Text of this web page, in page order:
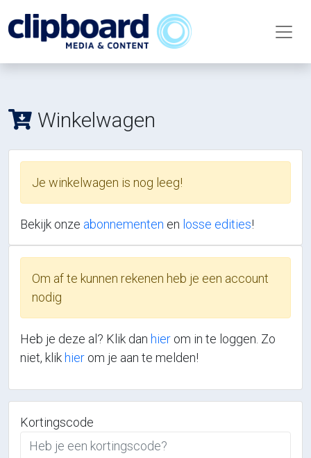
Winkelwagen
Je winkelwagen is nog leeg!
Bekijk onze abonnementen en losse edities!
Om af te kunnen rekenen heb je een account
nodig
Heb je deze al? Klik dan hier om in te loggen. Zo
niet, klik hier om je aan te melden!
Kortingscode